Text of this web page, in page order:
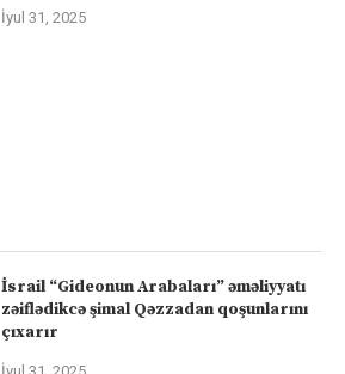
İyul 31, 2025
İsrail “Gideonun Arabaları” əməliyyatı
zəiflədikcə şimal Qəzzadan qoşunlarını
çıxarır